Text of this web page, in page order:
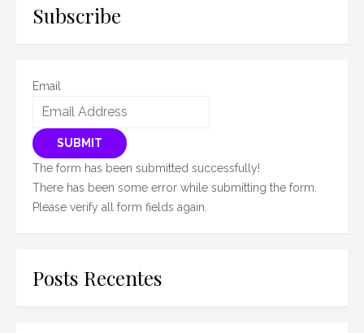
Subscribe
Email
SUBMIT
The form has been submitted successfully!
There has been some error while submitting the form.
Please verify all form fields again.
Posts Recentes